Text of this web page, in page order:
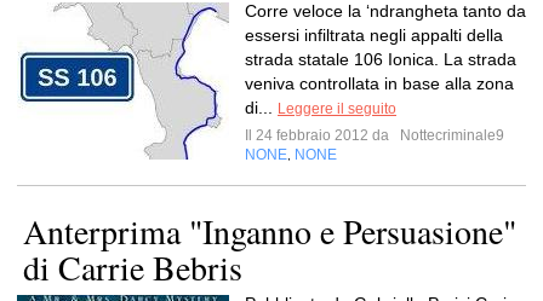
Corre veloce la ‘ndrangheta tanto da
essersi infiltrata negli appalti della
strada statale 106 Ionica. La strada
veniva controllata in base alla zona
di...
Leggere il seguito
Il 24 febbraio 2012 da
Nottecriminale9
NONE NONE
Anterprima "Inganno e Persuasione"
di Carrie Bebris